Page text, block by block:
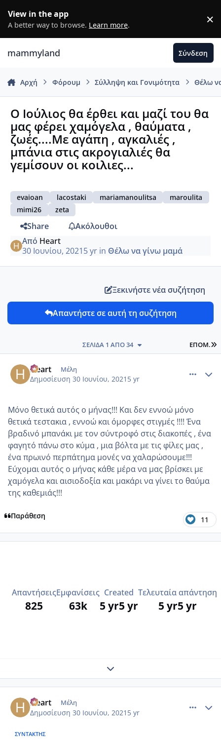
View in the app
A better way to browse. Learn more. ×
mammyland Σύνδεση
Αρχή Φόρουμ Σύλληψη και Γονιμότητα Θέλω
Ο Ιούλιος θα έρθει και μαζί του θα
μας φέρει χαμόγελα , θαύματα ,
ζωές....Με αγάπη , αγκαλιές ,
μπάνια στις ακρογιαλιές θα
γεμίσουν οι κοιλιες...
evaioan lacostaki mariamanoulitsa
maroulita
mimi26
zeta
Share
Ακόλουθοι
Από Heart
30 Ιουνίου, 20215 yrin Θέλω να γίνω μαμά
Ξεκινήστε νέα συζήτηση
Απαντήστε σε αυτή τη συζήτηση
ΕΠΌΜ.
ΣΕΛΊΔΑ 1 ΑΠΌ 34
Heart Μέλη
Δημοσίευση 30 Ιουνίου, 2021 5 yr
Μόνο θετικά αυτός ο μήνας!!! Και δεν εννοώ μόνο
θετικά τεστακια , εννοώ και όμορφες στιγμές !!!! Ένα
βραδινό μπανάκι με τον σύντροφό στις διακοπές , ένα
φαγητό πάνω στο κύμα , μια βόλτα με τις φίλες μας ,
ένα πρωινό περπάτημα μονές να χαλαρώσουμε!!!
Εύχομαι αυτός ο μήνας κάθε μέρα να μας βρίσκει με
χαμόγελα και αισιοδοξία και μακάρι να γίνει το θαύμα
της καθεμιάς!!!
Παράθεση 11
Απαντήσεις
825
Εμφανίσεις
63k
Created
5 yr5 yr
Τελευταία απάντηση
5 yr5 yr
Expand topic overview
Heart Μέλη
Δημοσίευση 30 Ιουνίου, 2021 5 yr
ΣΥΝΤΆΚΤΗΣ